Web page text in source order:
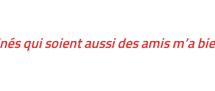
qui soient aussi des amis m’a